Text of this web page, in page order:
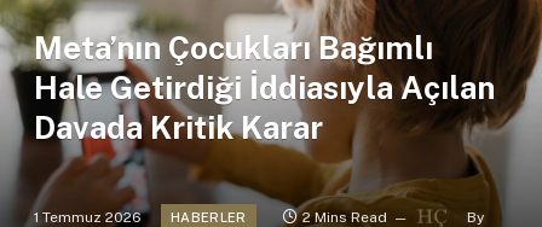
Meta’nın Çocukları Bağımlı
Hale Getirdiği İddiasıyla Açılan
Davada Kritik Karar
1 Temmuz 2026 HABERLER 2 Mins Read By